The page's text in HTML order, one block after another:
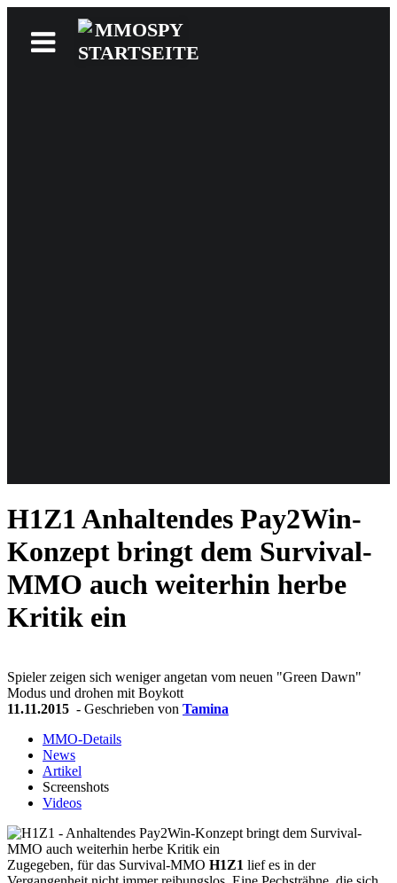
Follow us
Anmelden
H1Z1Anhaltendes Pay2Win-
Konzept bringt dem Survival-
MMO auch weiterhin herbe
Kritik ein
Spieler zeigen sich weniger angetan vom neuen "Green Dawn"
Modus und drohen mit Boykott
11.11.2015 - Geschrieben von Tamina
MMO-Details
News
Artikel
Screenshots
Videos
Zugegeben, für das Survival-MMO H1Z1 lief es in der